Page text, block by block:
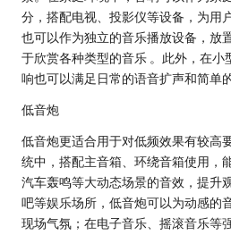
分，搭配电视、投影仪等设备，为用
也可以作为独立的音乐播放设备，放
于欣赏各种类型的音乐 。此外，在
响也可以满足日常的语音扩声和简单
低音炮
低音炮更适合用于对低频效果有较高
统中，搭配主音箱、环绕音箱使用，
汽车轰鸣等大动态场景的音效，提升
吧等娱乐场所，低音炮可以为动感的
现场气氛；在电子音乐、摇滚音乐等